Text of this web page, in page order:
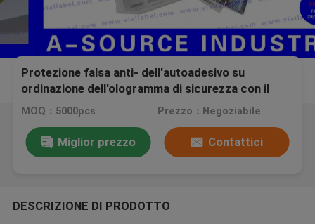
Protezione falsa anti- dell'autoadesivo su
ordinazione dell'ologramma di sicurezza con il
numero di serie
MOQ：5000pcs Prezzo：Negoziabile
Miglior prezzo Contattici
DESCRIZIONE DI PRODOTTO